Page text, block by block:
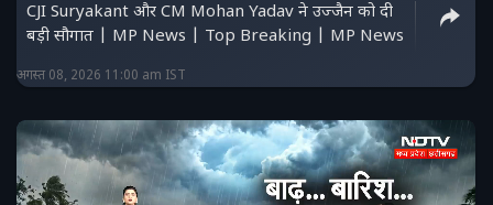
CJI Suryakant और CM Mohan Yadav ने उज्जैन को दी
बड़ी सौगात | MP News | Top Breaking | MP News
अगस्त 08, 2026 11:00 am IST